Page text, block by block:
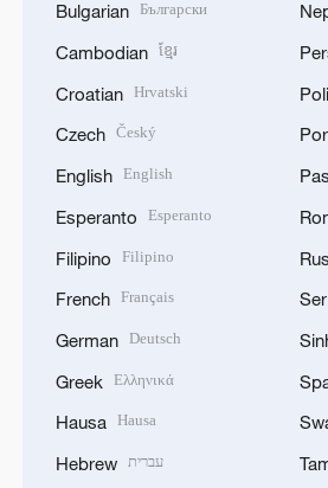
Bulgarian Български
Cambodian ខ្មែរ
Croatian Hrvatski
Czech Český
English English
Esperanto Esperanto
Filipino Filipino
French Français
German Deutsch
Greek Ελληνικά
Hausa Hausa
Hebrew עברית